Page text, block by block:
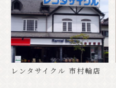
レンタサイクル 市村輪店